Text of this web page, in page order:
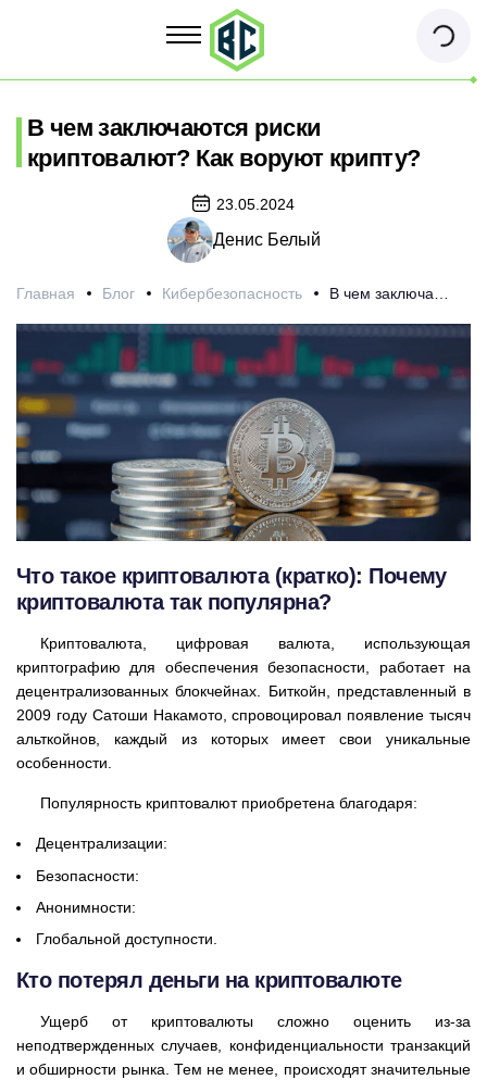
В чем заключаются риски
криптовалют? Как воруют крипту?
Главная Блог Кибербезопасность В чем заключаются риски криптовалют? Как воруют крипту?
23.05.2024
Денис Белый
Что такое криптовалюта (кратко): Почему
криптовалюта так популярна?
Криптовалюта, цифровая валюта, использующая
криптографию для обеспечения безопасности, работает на
децентрализованных блокчейнах. Биткойн, представленный в
2009 году Сатоши Накамото, спровоцировал появление тысяч
альткойнов, каждый из которых имеет свои уникальные
особенности.
Популярность криптовалют приобретена благодаря:
Децентрализации:
Безопасности:
Анонимности:
Глобальной доступности.
Кто потерял деньги на криптовалюте
Ущерб от криптовалюты сложно оценить из-за
неподтвержденных случаев, конфиденциальности транзакций
и обширности рынка. Тем не менее, происходят значительные